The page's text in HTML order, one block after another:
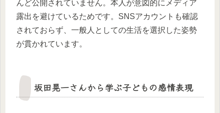
んど公開されていません。本人が意図的にメディア
露出を避けているためです。SNSアカウントも確認
されておらず、一般人としての生活を選択した姿勢
が貫かれています。
坂田晃一さんから学ぶ子どもの感情表現